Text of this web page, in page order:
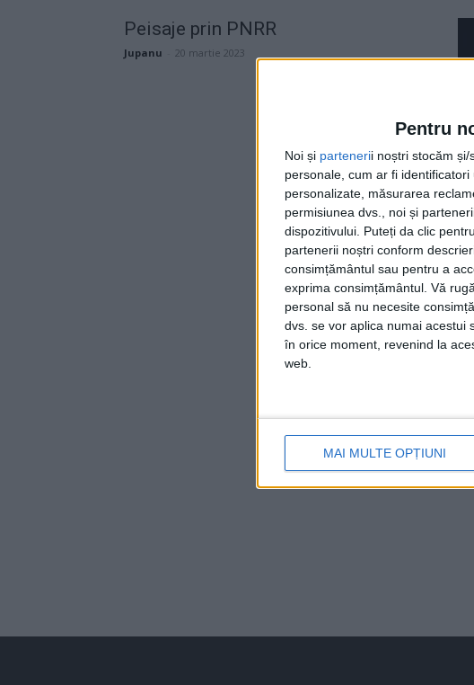
Pentru
Noi și partenerii noștri stocăm
personale, cum ar fi
personalizate, măsurarea
permisiunea dvs., noi și
dispozitivului. Puteți da clic
partenerii noștri conform
consimțământul sau pentru a
exprima consimțământul. Vă
personal să nu necesite
dvs. se vor aplica numai acestui
în orice moment, revenind la
web.
MAI MULTE OPȚIUNI
Peisaje prin PNRR
Jupanu 20 martie 2023